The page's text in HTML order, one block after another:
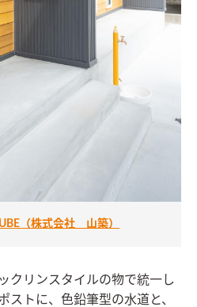
（株式会社 山築）
クリンスタイルの物で統一し
ストに、色鉛筆型の水道と、